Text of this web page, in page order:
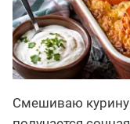
Смешиваю